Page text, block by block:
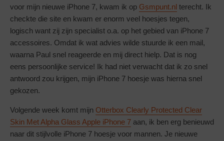
voor mijn nieuwe iPhone 7, kwam ik op Gsmpunt.nl terecht. Ik
checkte die site en kwam er enorm veel hoesjes tegen,
logisch want zij zijn specialist o.a. op het gebied van iPhone 7
accessoires. Omdat ik wat advies wilde stuurde ik een mail,
waarna Paul snel reageerde en mij direct hielp. Dat is nog
eens persoonlijke service! Ik had niet verwacht dat ik zo snel
antwoord zou krijgen, mijn iPhone 7 hoesje was hierna snel
gekozen.
Volgende week komt mijn Otterbox Clearly Protected Clear
Skin Met Alpha Glass Apple iPhone 7 aan, ik ben erg benieuwd
naar dit stijlvolle iPhone 7 hoesje voor mannen. Je nieuwe